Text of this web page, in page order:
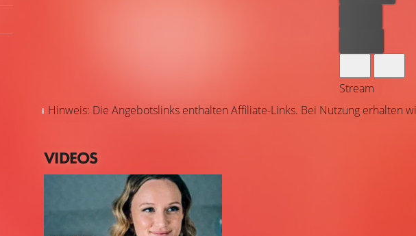
Stream
Hinweis: Die Angebotslinks enthalten Affiliate-Links. Bei Nutzung erhalten
VIDEOS